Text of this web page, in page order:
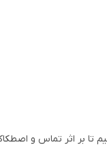
تا بر اثر تماس و